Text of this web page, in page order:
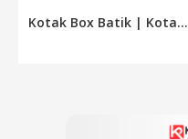
Kotak Box Batik | Kota...